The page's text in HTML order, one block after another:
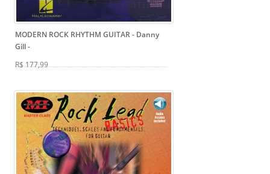
MODERN ROCK RHYTHM GUITAR - Danny
Gill-
R$ 177,99